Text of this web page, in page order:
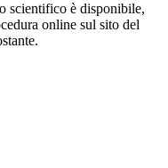
scientifico è disponibile,
online sul sito del